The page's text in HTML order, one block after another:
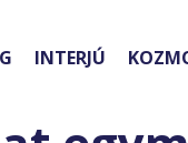
INTERJÚ